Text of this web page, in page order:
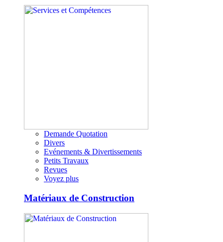
Demande Quotation
Divers
Evénements & Divertissements
Petits Travaux
Revues
Voyez plus
Matériaux de Construction